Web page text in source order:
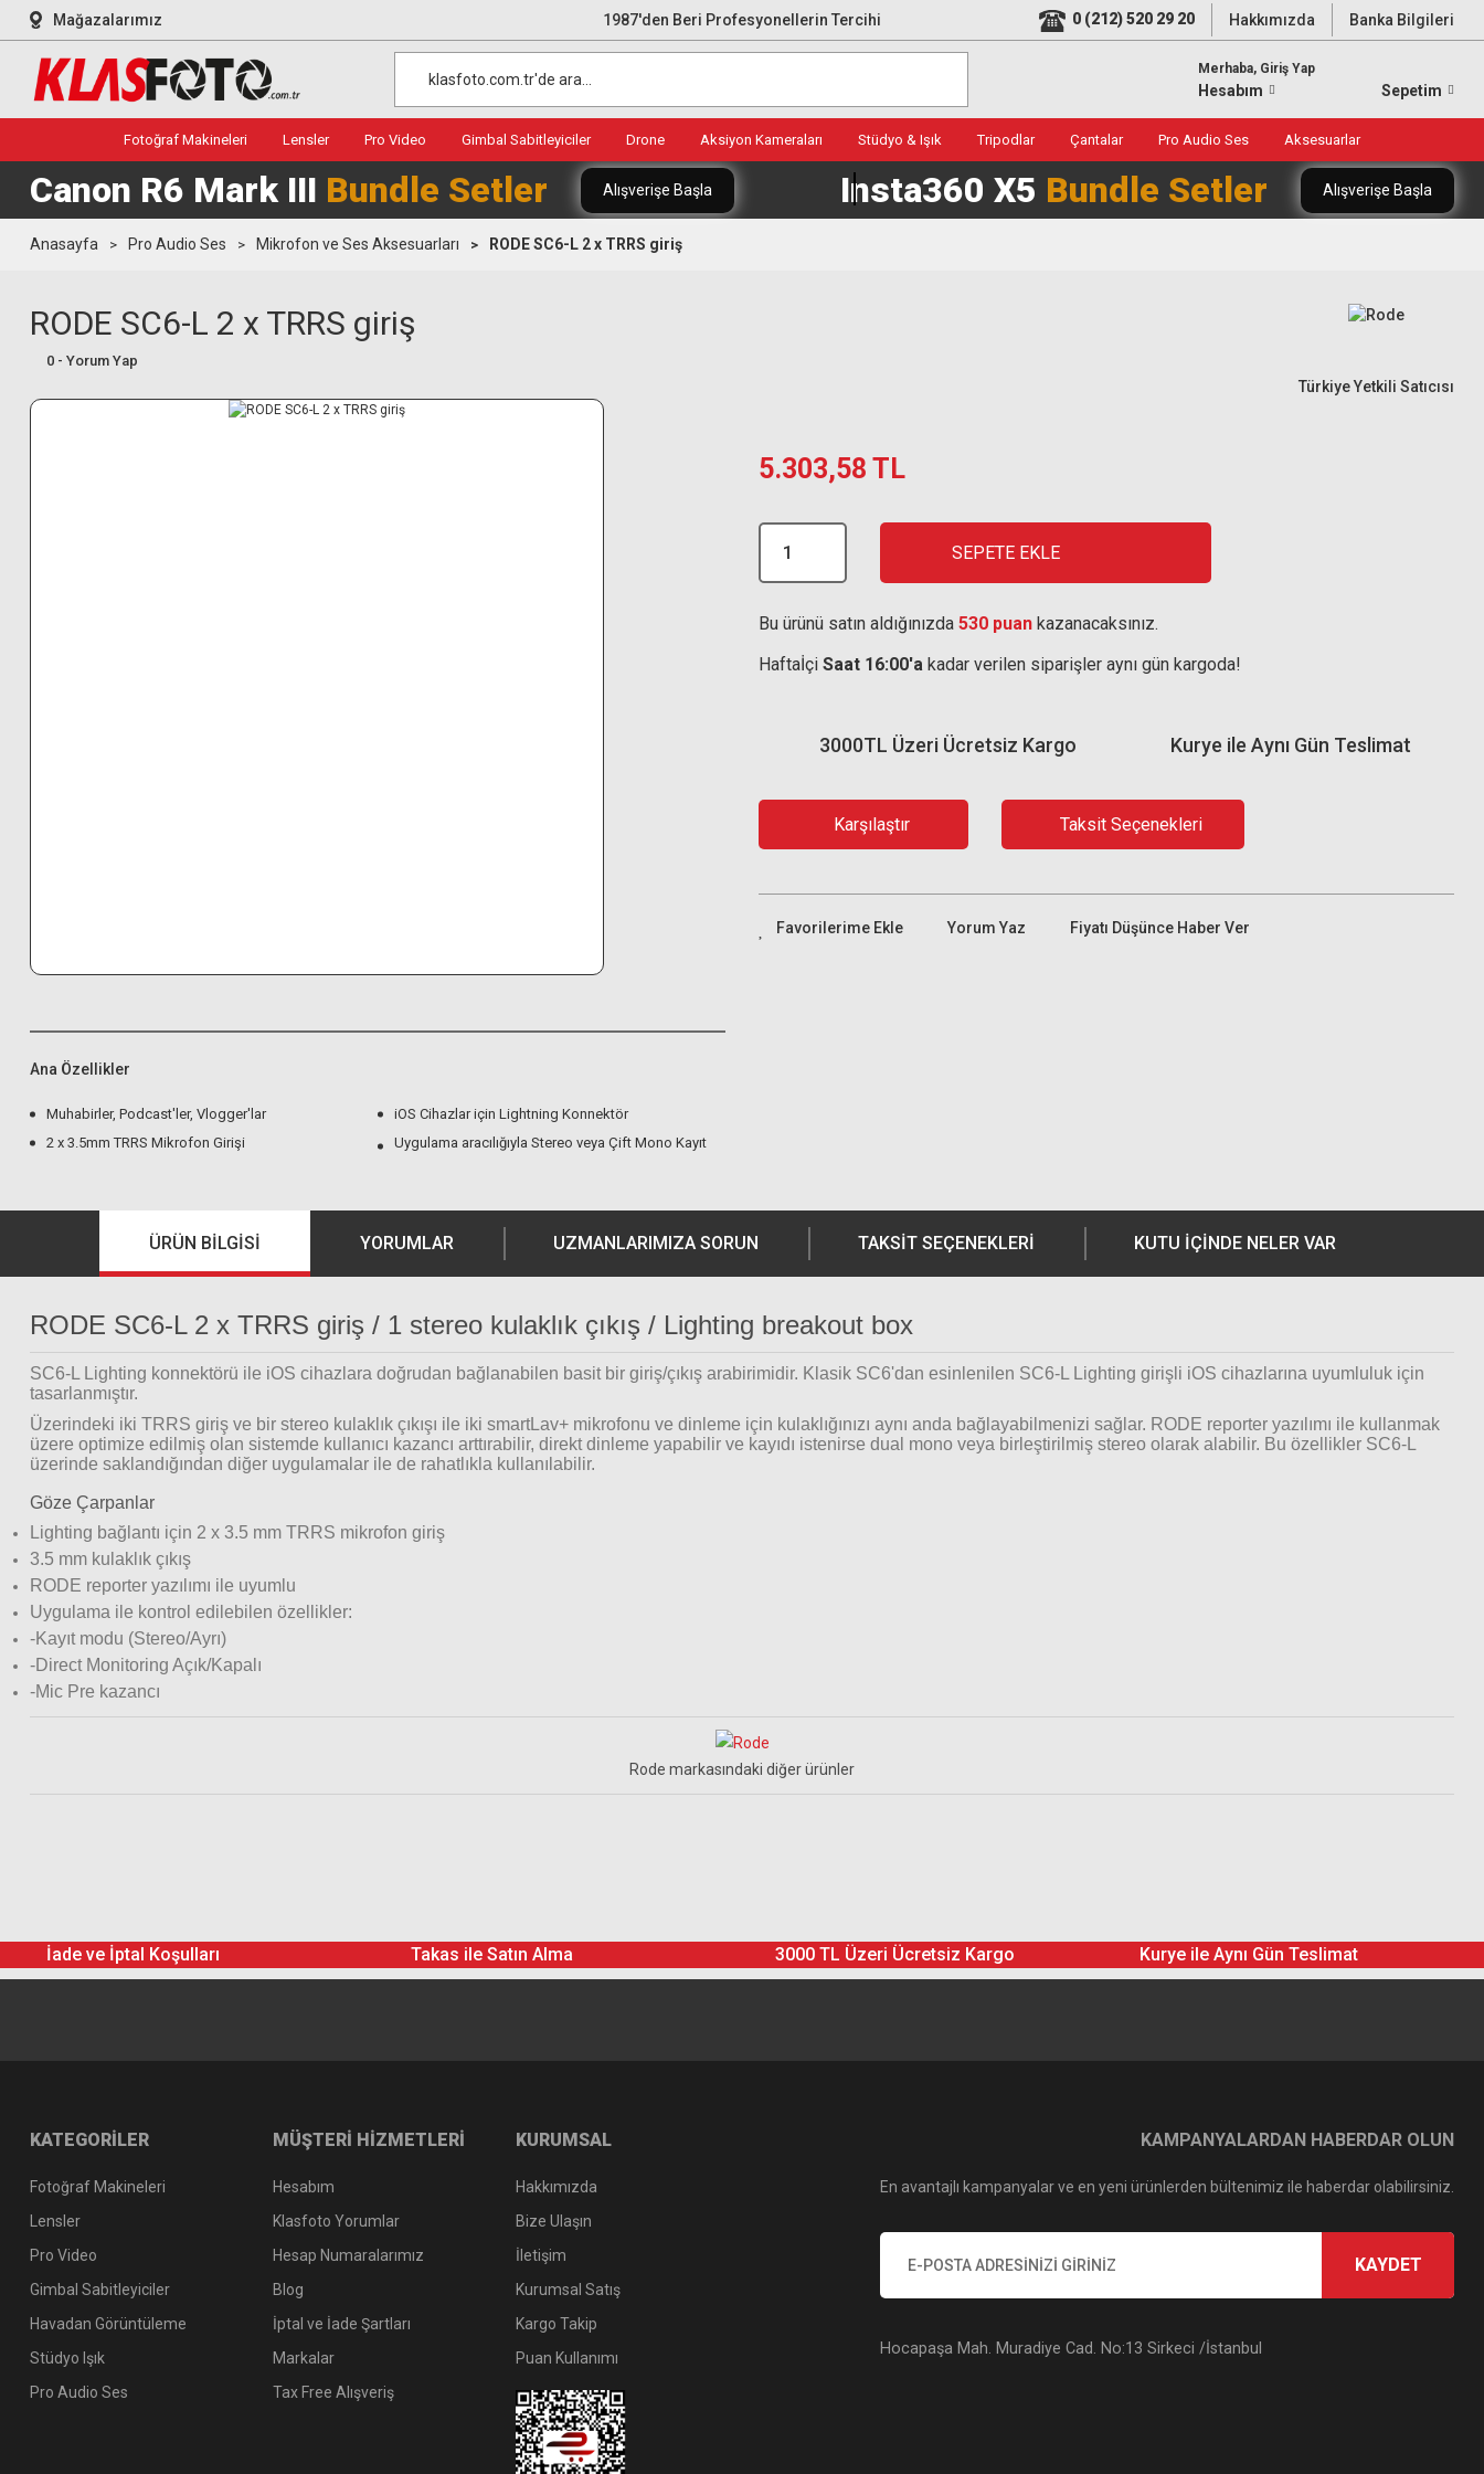
Mağazalarımız 1987'den Beri Profesyonellerin Tercihi 0 (212) 520 29 20 Hakkımızda Banka Bilgileri
Merhaba, Giriş Yap
Hesabım Sepetim
Fotoğraf Makineleri Lensler Pro Video Gimbal Sabitleyiciler Drone Aksiyon Kameraları Stüdyo & Işık Tripodlar Çantalar Pro Audio Ses Aksesuarlar
Canon R6 Mark III Bundle Setler Alışverişe Başla Insta360 X5 Bundle Setler Alışverişe Başla
Anasayfa Pro Audio Ses Mikrofon ve Ses Aksesuarları RODE SC6-L 2 x TRRS giriş
RODE SC6-L 2 x TRRS giriş
0 - Yorum Yap
Türkiye Yetkili Satıcısı
Ana Özellikler
Muhabirler, Podcast'ler, Vlogger'lar
iOS Cihazlar için Lightning Konnektör
2 x 3.5mm TRRS Mikrofon Girişi
Uygulama aracılığıyla Stereo veya Çift Mono Kayıt
5.303,58 TL
SEPETE EKLE
Bu ürünü satın aldığınızda 530 puan kazanacaksınız.
Haftaİçi Saat 16:00'a kadar verilen siparişler aynı gün kargoda!
Kurye ile Aynı Gün Teslimat
3000TL Üzeri Ücretsiz Kargo
Karşılaştır Taksit Seçenekleri
Yorum Yaz Fiyatı Düşünce Haber Ver
ÜRÜN BILGISI YORUMLAR UZMANLARIMIZA SORUN TAKSIT SEÇENEKLERI KUTU İÇİNDE NELER VAR
RODE SC6-L 2 x TRRS giriş / 1 stereo kulaklık çıkış / Lighting breakout box
SC6-L Lighting konnektörü ile iOS cihazlara doğrudan bağlanabilen basit bir giriş/çıkış arabirimidir. Klasik SC6'dan esinlenilen SC6-L Lighting girişli iOS cihazlarına uyumluluk için
tasarlanmıştır.
Üzerindeki iki TRRS giriş ve bir stereo kulaklık çıkışı ile iki smartLav+ mikrofonu ve dinleme için kulaklığınızı aynı anda bağlayabilmenizi sağlar. RODE reporter yazılımı ile kullanmak
üzere optimize edilmiş olan sistemde kullanıcı kazancı arttırabilir, direkt dinleme yapabilir ve kayıdı istenirse dual mono veya birleştirilmiş stereo olarak alabilir. Bu özellikler SC6-L
üzerinde saklandığından diğer uygulamalar ile de rahatlıkla kullanılabilir.
Göze Çarpanlar
Lighting bağlantı için 2 x 3.5 mm TRRS mikrofon giriş
3.5 mm kulaklık çıkış
RODE reporter yazılımı ile uyumlu
Uygulama ile kontrol edilebilen özellikler:
-Kayıt modu (Stereo/Ayrı)
-Direct Monitoring Açık/Kapalı
-Mic Pre kazancı
Rode markasındaki diğer ürünler
İade ve İptal Koşulları Takas ile Satın Alma 3000 TL Üzeri Ücretsiz Kargo Kurye ile Aynı Gün Teslimat
KATEGORİLER
Fotoğraf Makineleri
Lensler
Pro Video
Gimbal Sabitleyiciler
Havadan Görüntüleme
Stüdyo Işık
Pro Audio Ses
MÜŞTERİ HİZMETLERİ
Hesabım
Klasfoto Yorumlar
Hesap Numaralarımız
Blog
İptal ve İade Şartları
Markalar
Tax Free Alışveriş
KURUMSAL
Hakkımızda
Bize Ulaşın
İletişim
Kurumsal Satış
Kargo Takip
Puan Kullanımı
KAMPANYALARDAN HABERDAR OLUN
En avantajlı kampanyalar ve en yeni ürünlerden bültenimiz ile haberdar olabilirsiniz.
KAYDET
Hocapaşa Mah. Muradiye Cad. No:13 Sirkeci /İstanbul